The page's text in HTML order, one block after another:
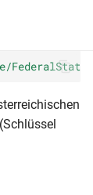
(Schlüssel